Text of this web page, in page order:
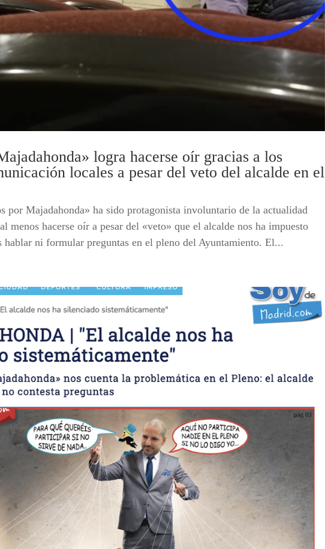
logra hacerse oír gracias a los
locales a pesar del veto del alcalde en el
por Majadahonda» ha sido protagonista involuntario de la actualidad
menos hacerse oír a pesar del «veto» que el alcalde nos ha impuesto
hablar ni formular preguntas en el pleno del Ayuntamiento. El...